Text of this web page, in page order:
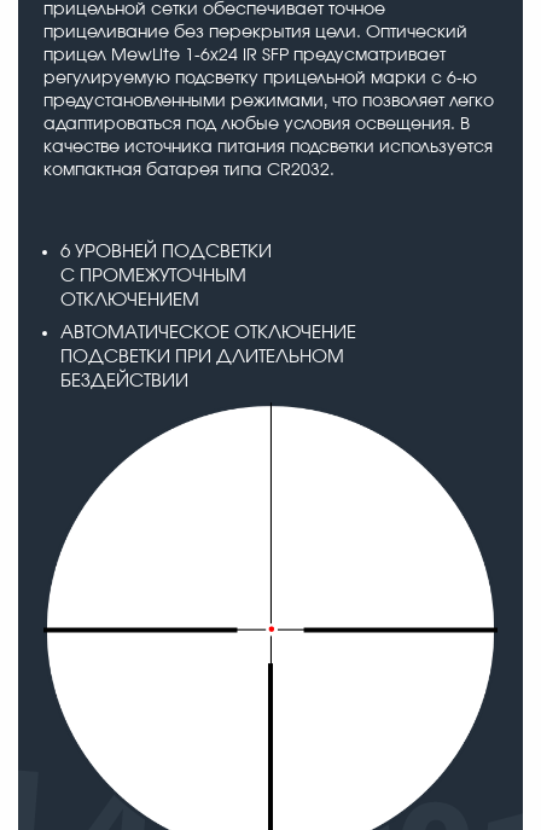
прицельной сетки обеспечивает точное
прицеливание без перекрытия цели. Оптический
прицел MewLite 1-6x24 IR SFP предусматривает
регулируемую подсветку прицельной марки с 6-ю
предустановленными режимами, что позволяет легко
адаптироваться под любые условия освещения. В
качестве источника питания подсветки используется
компактная батарея типа СR2032.
6 УРОВНЕЙ ПОДСВЕТКИ
С ПРОМЕЖУТОЧНЫМ
ОТКЛЮЧЕНИЕМ
АВТОМАТИЧЕСКОЕ ОТКЛЮЧЕНИЕ
ПОДСВЕТКИ ПРИ ДЛИТЕЛЬНОМ
БЕЗДЕЙСТВИИ